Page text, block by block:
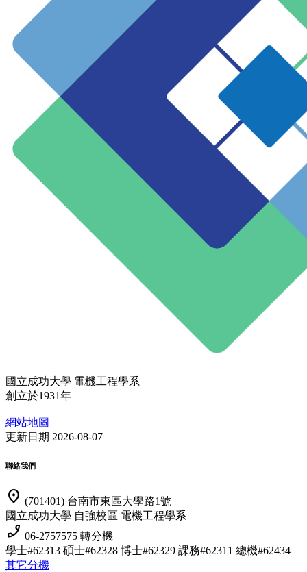
國立成功大學 電機工程學系
創立於1931年
網站地圖
更新日期 2026-08-07
聯絡我們
location_on (701401) 台南市東區大學路1號
國立成功大學 自強校區 電機工程學系
phone_enabled 06-2757575 轉分機
學士#62313 碩士#62328 博士#62329 課務#62311 總機#62434
其它分機